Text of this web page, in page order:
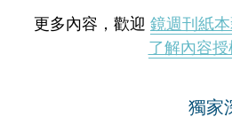
更多內容，歡迎 鏡週刊紙
了解內容
獨家